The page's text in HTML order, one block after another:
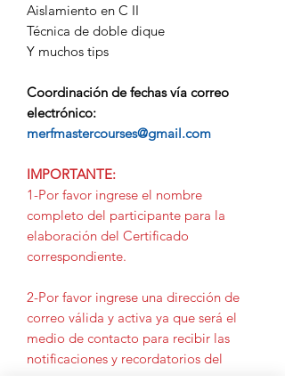
Aislamiento en C II
Técnica de doble dique
Y muchos tips
Coordinación de fechas vía correo
electrónico:
merfmastercourses@gmail.com
IMPORTANTE:
1-Por favor ingrese el nombre
completo del participante para la
elaboración del Certificado
correspondiente.
2-Por favor ingrese una dirección de
correo válida y activa ya que será el
medio de contacto para recibir las
notificaciones y recordatorios del